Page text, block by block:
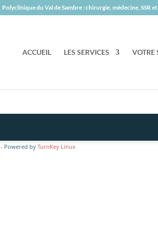
Polyclinique du Val de Sambre : chirurgie, médecine, SSR
ACCUEIL LES SERVICES VOTRE
- Powered by TurnKey Linux